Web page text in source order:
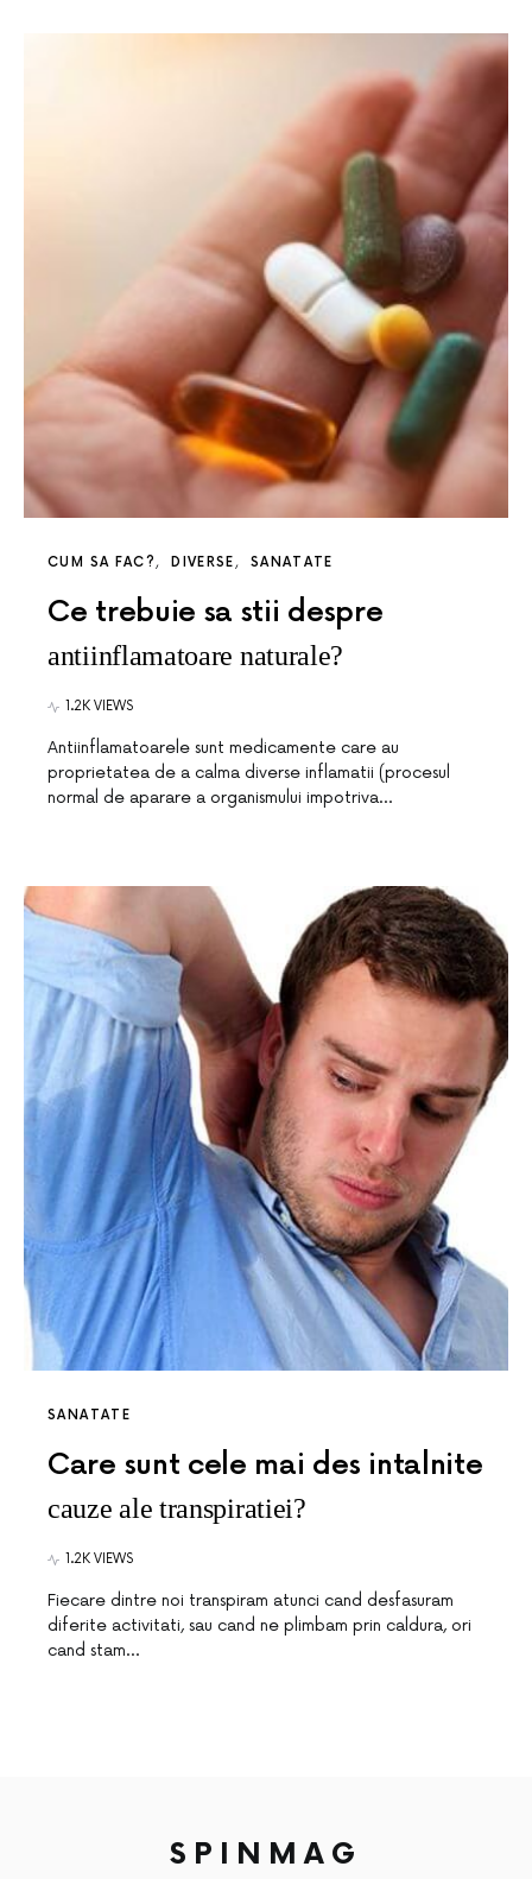
CUM SA FAC? DIVERSE SANATATE
Ce trebuie sa stii despre
antiinflamatoare naturale?
1.2K VIEWS
Antiinflamatoarele sunt medicamente care au
proprietatea de a calma diverse inflamatii (procesul
normal de aparare a organismului impotriva…
SANATATE
Care sunt cele mai des intalnite
cauze ale transpiratiei?
1.2K VIEWS
Fiecare dintre noi transpiram atunci cand desfasuram
diferite activitati, sau cand ne plimbam prin caldura, ori
cand stam…
SPINMAG